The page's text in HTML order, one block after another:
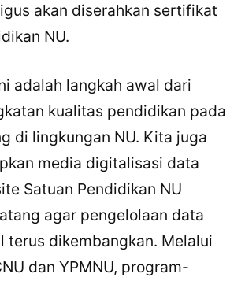
akan diserahkan sertifikat
NU.
adalah langkah awal dari
kualitas pendidikan pada
di lingkungan NU. Kita juga
media digitalisasi data
Satuan Pendidikan NU
agar pengelolaan data
terus dikembangkan. Melalui
dan YPMNU, program-